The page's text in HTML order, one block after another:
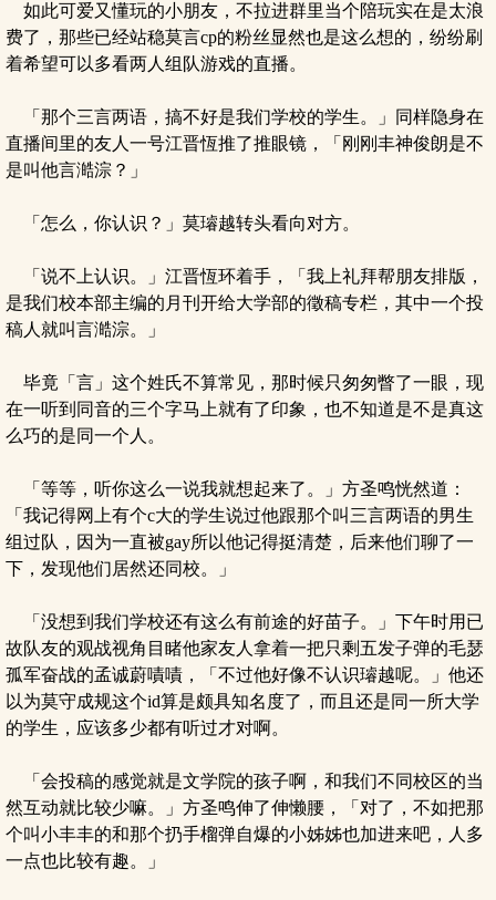
如此可爱又懂玩的小朋友，不拉进群里当个陪玩实在是太浪
费了，那些已经站稳莫言cp的粉丝显然也是这么想的，纷纷刷
着希望可以多看两人组队游戏的直播。
「那个三言两语，搞不好是我们学校的学生。」同样隐身在
直播间里的友人一号江晋恆推了推眼镜，「刚刚丰神俊朗是不
是叫他言澔淙？」
「怎么，你认识？」莫璿越转头看向对方。
「说不上认识。」江晋恆环着手，「我上礼拜帮朋友排版，
是我们校本部主编的月刊开给大学部的徵稿专栏，其中一个投
稿人就叫言澔淙。」
毕竟「言」这个姓氏不算常见，那时候只匆匆瞥了一眼，现
在一听到同音的三个字马上就有了印象，也不知道是不是真这
么巧的是同一个人。
「等等，听你这么一说我就想起来了。」方圣鸣恍然道：
「我记得网上有个c大的学生说过他跟那个叫三言两语的男生
组过队，因为一直被gay所以他记得挺清楚，后来他们聊了一
下，发现他们居然还同校。」
「没想到我们学校还有这么有前途的好苗子。」下午时用已
故队友的观战视角目睹他家友人拿着一把只剩五发子弹的毛瑟
孤军奋战的孟诚蔚嘖嘖，「不过他好像不认识璿越呢。」他还
以为莫守成规这个id算是颇具知名度了，而且还是同一所大学
的学生，应该多少都有听过才对啊。
「会投稿的感觉就是文学院的孩子啊，和我们不同校区的当
然互动就比较少嘛。」方圣鸣伸了伸懒腰，「对了，不如把那
个叫小丰丰的和那个扔手榴弹自爆的小姊姊也加进来吧，人多
一点也比较有趣。」